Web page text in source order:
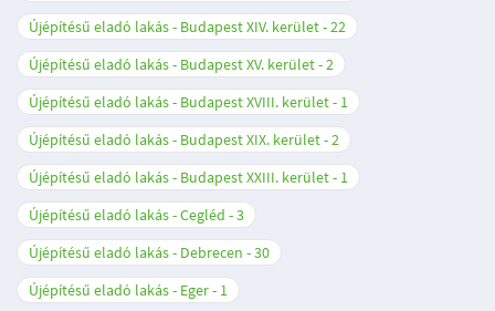
Újépítésű eladó lakás - Budapest XIV. kerület 22
Újépítésű eladó lakás - Budapest XV. kerület 2
Újépítésű eladó lakás - Budapest XVIII. kerület
1
Újépítésű eladó lakás - Budapest XIX. kerület 2
Újépítésű eladó lakás - Budapest XXIII. kerület
1
Újépítésű eladó lakás - Cegléd
3
Újépítésű eladó lakás - Debrecen
30
Újépítésű eladó lakás - Eger
1